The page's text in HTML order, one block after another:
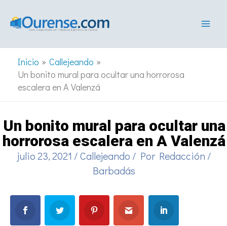
Inicio
Callejeando
Un bonito mural para ocultar una horrorosa
escalera en A Valenzá
Un bonito mural para ocultar una
horrorosa escalera en A Valenzá
julio 23, 2021 /Callejeando / Por Redacción /
Barbadás